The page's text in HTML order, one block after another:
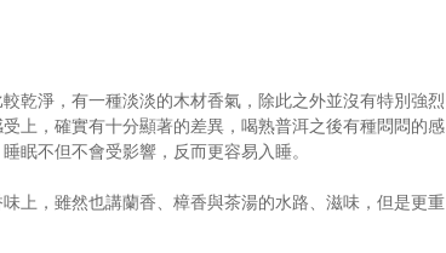
乾淨，有一種淡淡的木材香氣，除此之外並沒有特別強烈
上，確實有十分顯著的差異，喝熟普洱之後有種悶悶的感
眠不但不會受影響，反而更容易入睡。
上，雖然也講蘭香、樟香與茶湯的水路、滋味，但是更重